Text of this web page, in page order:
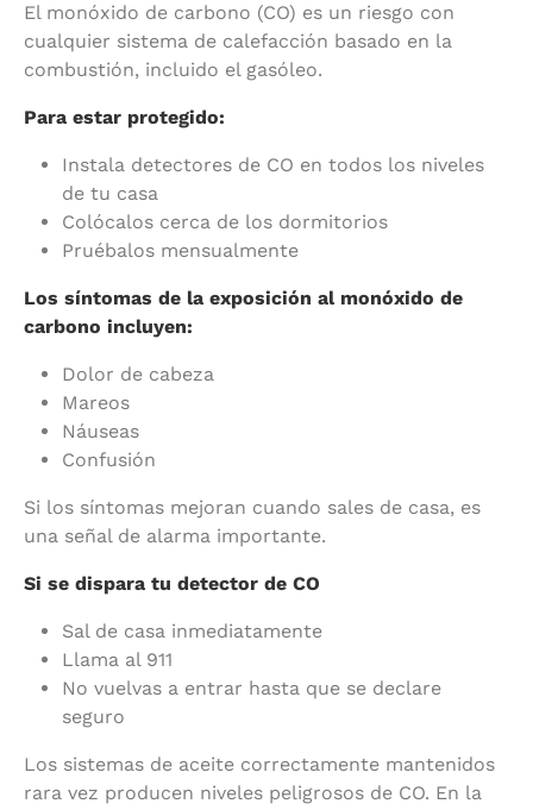
El monóxido de carbono (CO) es un riesgo con
cualquier sistema de calefacción basado en la
combustión, incluido el gasóleo.
Para estar protegido:
Instala detectores de CO en todos los niveles
de tu casa
Colócalos cerca de los dormitorios
Pruébalos mensualmente
Los síntomas de la exposición al monóxido de
carbono incluyen:
Dolor de cabeza
Mareos
Náuseas
Confusión
Si los síntomas mejoran cuando sales de casa, es
una señal de alarma importante.
Si se dispara tu detector de CO
Sal de casa inmediatamente
Llama al 911
No vuelvas a entrar hasta que se declare
seguro
Los sistemas de aceite correctamente mantenidos
rara vez producen niveles peligrosos de CO. En la